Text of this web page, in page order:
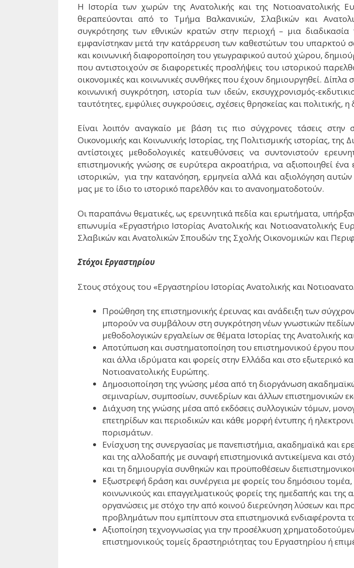
Η Ιστορία των χωρών της Ανατολικής και της Νοτιοανατολικής
θεραπεύονται από το Τμήμα Βαλκανικών, Σλαβικών και
συγκρότησης των εθνικών κρατών στην περιοχή – μια
εμφανίστηκαν μετά την κατάρρευση των καθεστώτων του υπαρκτού
και κοινωνική διαφοροποίηση του γεωγραφικού αυτού χώρου,
που αντιστοιχούν σε διαφορετικές προσλήψεις του ιστορικού
οικονομικές και κοινωνικές συνθήκες που έχουν δημιουργηθεί. Δίπλα
κοινωνική συγκρότηση, ιστορία των ιδεών, εκσυγχρονισμός-
ταυτότητες, εμφύλιες συγκρούσεις, σχέσεις θρησκείας και
Είναι λοιπόν αναγκαίο με βάση τις πιο σύγχρονες τάσεις στην
Οικονομικής και Κοινωνικής Ιστορίας, της Πολιτισμικής ιστορίας, της
αντίστοιχες μεθοδολογικές κατευθύνσεις να συντονιστούν
επιστημονικής γνώσης σε ευρύτερα ακροατήρια, να αξιοποιηθεί
ιστορικών, για την κατανόηση, ερμηνεία αλλά και αξιολόγηση
μας με το ίδιο το ιστορικό παρελθόν και το ανανοηματοδοτούν.
Οι παραπάνω θεματικές, ως ερευνητικά πεδία και ερωτήματα,
επωνυμία «Εργαστήριο Ιστορίας Ανατολικής και Νοτιοανατολικής
Σλαβικών και Ανατολικών Σπουδών της Σχολής Οικονομικών και
Στόχοι Εργαστηρίου
Στους στόχους του «Εργαστηρίου Ιστορίας Ανατολικής και
Προώθηση της επιστημονικής έρευνας και ανάδειξη των
μπορούν να συμβάλουν στη συγκρότηση νέων γνωστικών
μεθοδολογικών εργαλείων σε θέματα Ιστορίας της Ανατολικής
Αποτύπωση και συστηματοποίηση του επιστημονικού έργου
και άλλα ιδρύματα και φορείς στην Ελλάδα και στο εξωτερικό
Νοτιοανατολικής Ευρώπης.
Δημοσιοποίηση της γνώσης μέσα από τη διοργάνωση
σεμιναρίων, συμποσίων, συνεδρίων και άλλων επιστημονικών
Διάχυση της γνώσης μέσα από εκδόσεις συλλογικών τόμων,
επετηρίδων και περιοδικών και κάθε μορφή έντυπης ή
πορισμάτων.
Ενίσχυση της συνεργασίας με πανεπιστήμια, ακαδημαϊκά και
και της αλλοδαπής με συναφή επιστημονικά αντικείμενα και
και τη δημιουργία συνθηκών και προϋποθέσεων
Εξωστρεφή δράση και συνέργεια με φορείς του δημόσιου
κοινωνικούς και επαγγελματικούς φορείς της ημεδαπής και
οργανώσεις με στόχο την από κοινού διερεύνηση λύσεων και
προβλημάτων που εμπίπτουν στα επιστημονικά ενδιαφέροντα
Αξιοποίηση τεχνογνωσίας για την προσέλκυση
επιστημονικούς τομείς δραστηριότητας του Εργαστηρίου ή